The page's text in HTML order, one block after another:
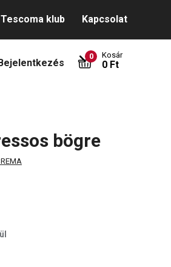
Tescoma klub Kapcsolat
0 Kosár
0 Ft
bögre